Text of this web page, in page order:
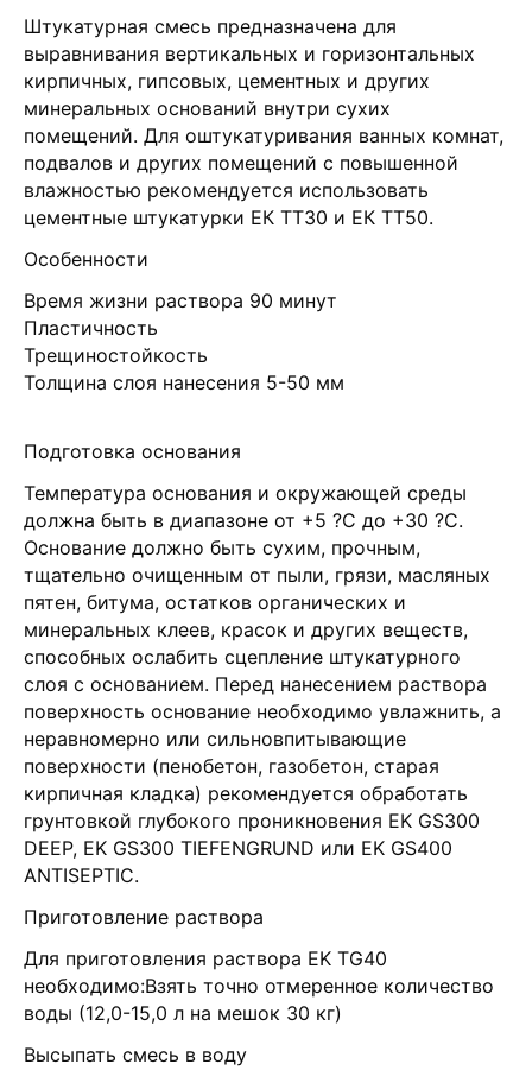
Штукатурная смесь предназначена для
выравнивания вертикальных и горизонтальных
кирпичных, гипсовых, цементных и других
минеральных оснований внутри сухих
помещений. Для оштукатуривания ванных комнат,
подвалов и других помещений с повышенной
влажностью рекомендуется использовать
цементные штукатурки ЕК ТТ30 и ЕК ТТ50.
Особенности
Время жизни раствора 90 минут
Пластичность
Трещиностойкость
Толщина слоя нанесения 5-50 мм
Подготовка основания
Температура основания и окружающей среды
должна быть в диапазоне от +5 ?С до +30 ?С.
Основание должно быть сухим, прочным,
тщательно очищенным от пыли, грязи, масляных
пятен, битума, остатков органических и
минеральных клеев, красок и других веществ,
способных ослабить сцепление штукатурного
слоя с основанием. Перед нанесением раствора
поверхность основание необходимо увлажнить, а
неравномерно или сильновпитывающие
поверхности (пенобетон, газобетон, старая
кирпичная кладка) рекомендуется обработать
грунтовкой глубокого проникновения EK GS300
DEEP, EK GS300 TIEFENGRUND или EK GS400
ANTISEPTIC.
Приготовление раствора
Для приготовления раствора EK TG40
необходимо:Взять точно отмеренное количество
воды (12,0-15,0 л на мешок 30 кг)
Высыпать смесь в воду